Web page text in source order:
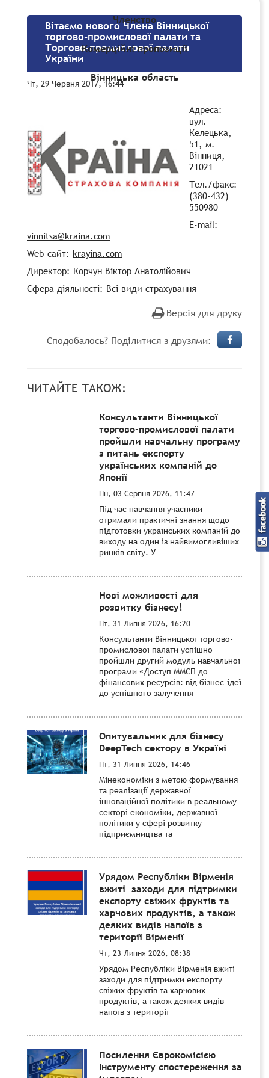
Членство
Комерційні пропозиції
Вінницька область
Вітаємо нового Члена Вінницької
торгово-промислової палати та
Торгово-промислової палати
України
Чт, 29 Червня 2017, 16:44
Адреса:
вул.
Келецька,
51, м.
Вінниця,
21021
Тел./факс:
(380-432)
550980
E-mail:
vinnitsa@kraina.com
Web-сайт: krayina.com
Директор: Корчун Віктор Анатолійович
Сфера діяльності: Всі види страхування
Версія для друку
Сподобалось? Поділитися з друзями:
ЧИТАЙТЕ ТАКОЖ:
Консультанти Вінницької
торгово-промислової палати
пройшли навчальну програму
з питань експорту
українських компаній до
Японії
Пн, 03 Серпня 2026, 11:47
Під час навчання учасники
отримали практичні знання щодо
підготовки українських компаній до
виходу на один із найвимогливіших
ринків світу. У
Нові можливості для
розвитку бізнесу!
Пт, 31 Липня 2026, 16:20
Консультанти Вінницької торгово-
промислової палати успішно
пройшли другий модуль навчальної
програми «Доступ ММСП до
фінансових ресурсів: від бізнес-ідеї
до успішного залучення
Опитувальник для бізнесу
DeepTech сектору в Україні
Пт, 31 Липня 2026, 14:46
Мінекономіки з метою формування
та реалізації державної
інноваційної політики в реальному
секторі економіки, державної
політики у сфері розвитку
підприємництва та
Урядом Республіки Вірменія
вжиті заходи для підтримки
експорту свіжих фруктів та
харчових продуктів, а також
деяких видів напоїв з
території Вірменії
Чт, 23 Липня 2026, 08:38
Урядом Республіки Вірменія вжиті
заходи для підтримки експорту
свіжих фруктів та харчових
продуктів, а також деяких видів
напоїв з території
Посилення Єврокомісією
Інструменту спостереження за